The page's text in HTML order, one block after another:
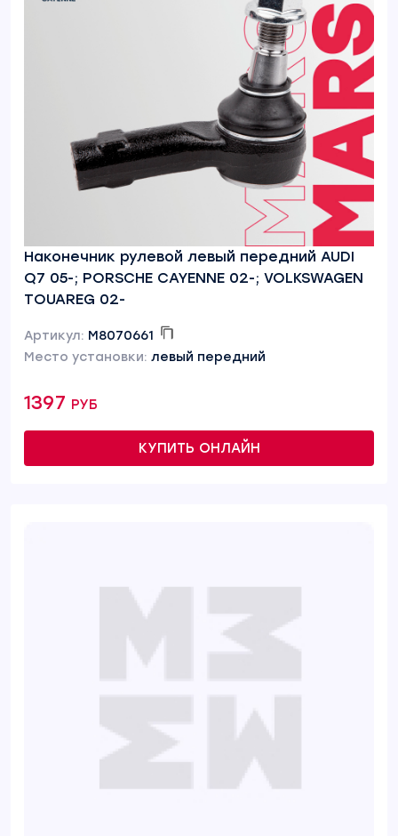
Наконечник рулевой левый передний AUDI
Q7 05-; PORSCHE CAYENNE 02-; VOLKSWAGEN
TOUAREG 02-
Артикул: M8070661
Место установки: левый передний
1397 руб
КУПИТЬ ОНЛАЙН